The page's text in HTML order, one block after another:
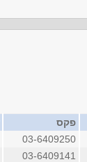
פקס
03-6409250
03-6409141